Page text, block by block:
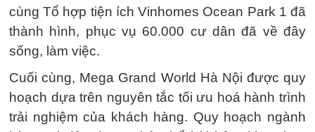
cùng Tổ hợp tiện ích Vinhomes Ocean Park 1 đã
thành hình, phục vụ 60.000 cư dân đã về đây
sống, làm việc.
Cuối cùng, Mega Grand World Hà Nội được quy
hoạch dựa trên nguyên tắc tối ưu hoá hành trình
trải nghiệm của khách hàng. Quy hoạch ngành